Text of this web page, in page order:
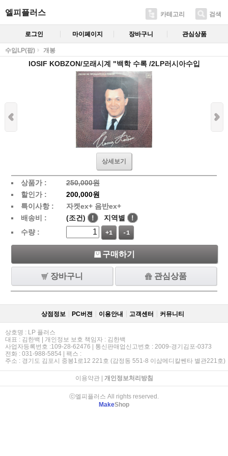
엘피플러스 카테고리 검색
로그인 마이페이지 장바구니 관심상품
수입LP(팝) 개봉
IOSIF KOBZON/모래시계 "백학 수록 /2LP러시아수입
상세보기
상품가 :
250,000원
할인가 :
200,000원
특이사항 :
자켓ex+ 음반ex+
배송비 :
(조건) ! 지역별
!
수량 :
+1 -1
구매하기
장바구니 관심상품
상점정보 PC버젼 이용안내 고객센터 커뮤니티
상호명 : LP 플러스
대표 : 김한백 | 개인정보 보호 책임자 : 김한백
사업자등록번호 :109-28-62476 | 통신판매업신고번호 : 2009-경기김포-0373
전화 : 031-988-5854 | 팩스 :
주소 : 경기도 김포시 중봉1로12 221호 (감정동 551-8 이삼메디칼쎈타 별관221호)
이용약관| 개인정보처리방침
ⓒ엘피플러스 All rights reserved.
MakeShop